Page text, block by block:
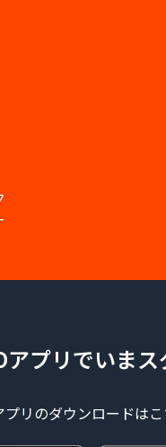
アプリでいま
プリのダウンロードは